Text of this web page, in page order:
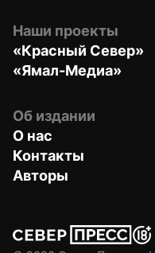
Наши проекты
«Красный Север»
«Ямал-Медиа»
Об издании
О нас
Контакты
Авторы